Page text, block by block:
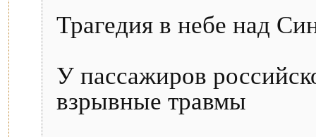
Трагедия в небе над
У пассажиров
взрывные травмы